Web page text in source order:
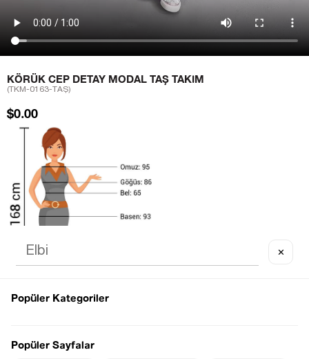
KÖRÜK CEP DETAY MODAL TAŞ TAKIM
(TKM-0163-TAŞ)
$0.00
✕
Popüler Kategoriler
Popüler Sayfalar